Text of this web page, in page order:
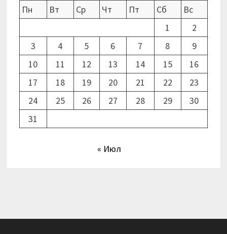
Пн
Вт Ср Чт Пт Сб
Вс
1
2
3
4 5 6 7 8
9
10
11 12 13 14 15
16
17
18 19 20 21 22
23
24
25 26 27 28 29
30
31
« Июл